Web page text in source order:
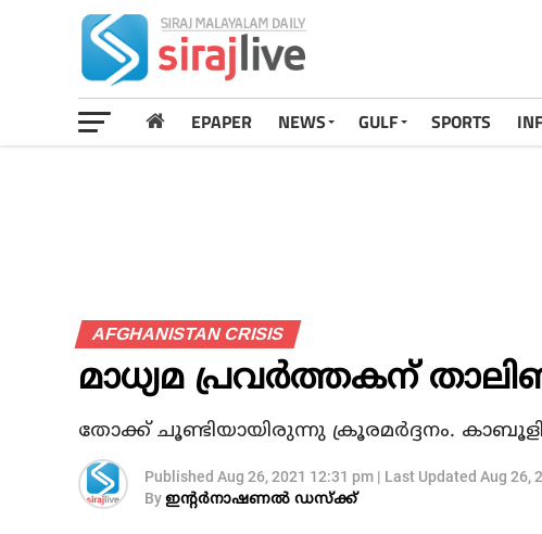
EPAPER NEWS GULF SPORTS
AFGHANISTAN CRISIS
മാധ്യമ പ്രവര്‍ത്തകന്
തോക്ക് ചൂണ്ടിയായിരുന്നു ക്രൂരമര്‍ദ്ദനം.
Published Aug 26, 2021 12:31 pm | Last Updated Aug 26,
Byഇന്റര്‍നാഷണല്‍ ഡസ്ക്ക്